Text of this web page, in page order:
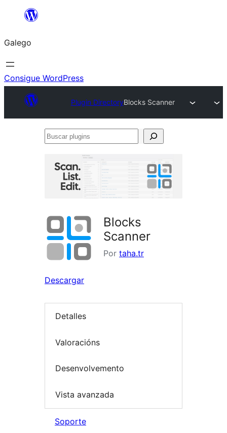
Saltar
contido
Galego
Consigue WordPress
Plugin DirectoryBlocks Scanner
Buscar
Blocks
Scanner
Por taha.tr
Descargar
Detalles
Valoracións
Desenvolvemento
Vista avanzada
Soporte